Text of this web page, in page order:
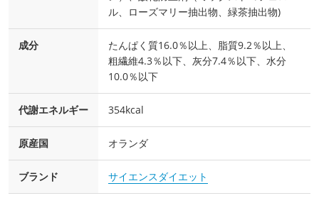
ル、ローズマリー抽出物、緑茶抽出物)
成分
たんぱく質16.0％以上、脂質9.2％以上、
粗繊維4.3％以下、灰分7.4％以下、水分
10.0％以下
代謝エネルギー 354kcal
原産国 オランダ
ブランド サイエンスダイエット